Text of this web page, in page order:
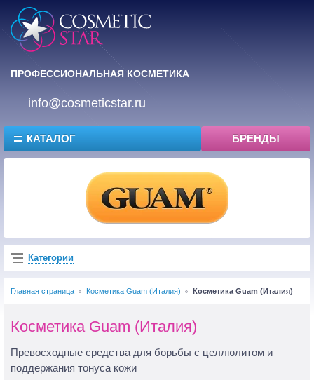
ПРОФЕССИОНАЛЬНАЯ КОСМЕТИКА
info@cosmeticstar.ru
КАТАЛОГ БРЕНДЫ
Категории
Главная страница Косметика Guam (Италия) Косметика Guam (Италия)
Косметика Guam (Италия)
Превосходные средства для борьбы с целлюлитом и
поддержания тонуса кожи